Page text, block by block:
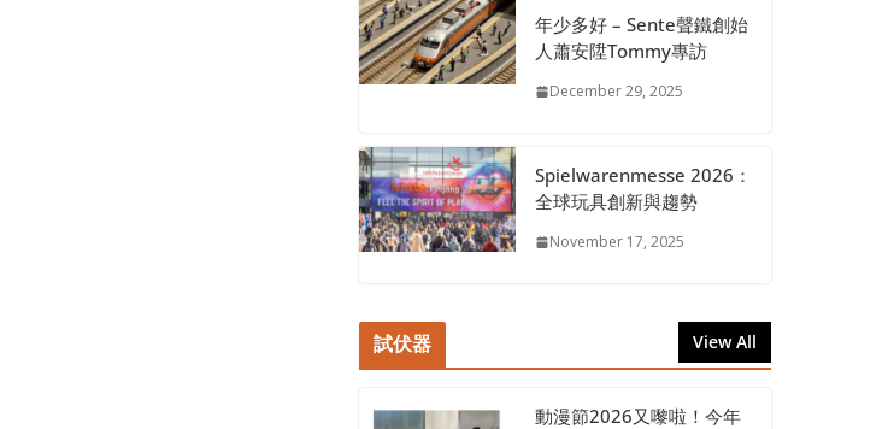
年少多好 – Sente聲鐵創始
人蕭安陞Tommy專訪
December 29, 2025
Spielwarenmesse 2026：
全球玩具創新與趨勢
November 17, 2025
試伏器 View All
動漫節2026又嚟啦！今年